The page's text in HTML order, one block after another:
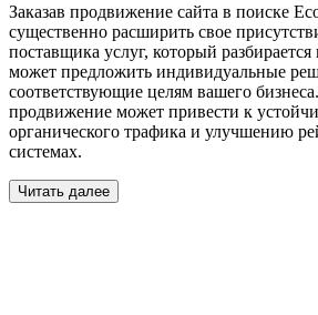
Заказав продвижение сайта в поиске
существенно расширить свое
поставщика услуг, который
может предложить индивидуальные
соответствующие целям вашего
продвижение может привести к
органического трафика и улучшению
системах.
Читать далее